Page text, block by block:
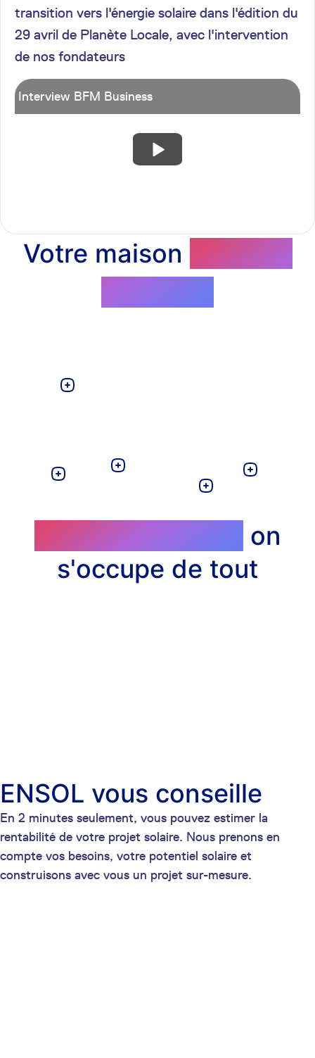
transition vers l'énergie solaire dans l'édition du
29 avril de Planète Locale, avec l'intervention
de nos fondateurs
Interview BFM Business
Votre maison
Profitez du soleil,
on
s'occupe de tout
ENSOL vous conseille
En 2 minutes seulement, vous pouvez estimer la
rentabilité de votre projet solaire. Nous prenons en
compte vos besoins, votre potentiel solaire et
construisons avec vous un projet sur-mesure.